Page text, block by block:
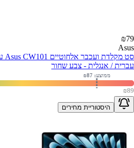
₪79
Asus
עברית / אנגלית - צבע שחור
₪89
ממוצע: ₪87
היסטוריית מחירים